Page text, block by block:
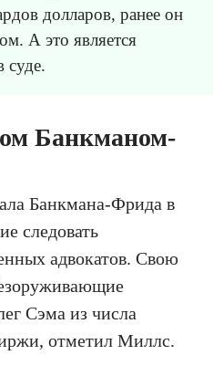
долларов, ранее он
А это является
суде.
Банкманом-
Банкмана-Фрида в
следовать
адвокатов. Свою
Сэма из числа
отметил Миллс.